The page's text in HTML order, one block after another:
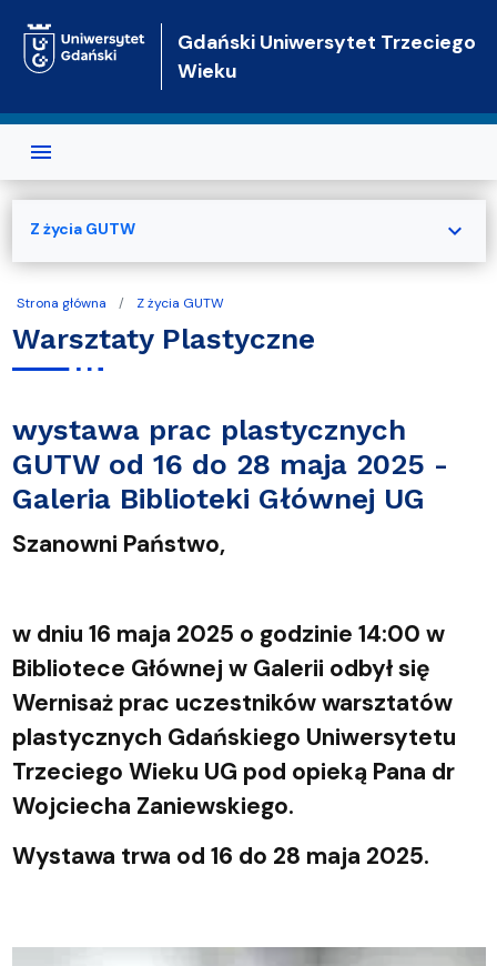
Gdański Uniwersytet Trzeciego
Wieku
Strona główna Z życia GUTW
Warsztaty Plastyczne
wystawa prac plastycznych
GUTW od 16 do 28 maja 2025 -
Galeria Biblioteki Głównej UG
Szanowni Państwo,
w dniu 16 maja 2025 o godzinie 14:00 w
Bibliotece Głównej w Galerii odbył się
Wernisaż prac uczestników warsztatów
plastycznych Gdańskiego Uniwersytetu
Trzeciego Wieku UG pod opieką Pana dr
Wojciecha Zaniewskiego.
Wystawa trwa od 16 do 28 maja 2025.
Z życia GUTW expand_more